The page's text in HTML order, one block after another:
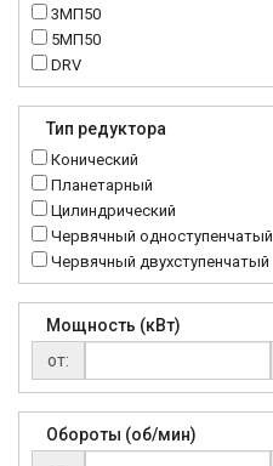
3МП50
5МП50
DRV
K..DR
MTC
NMRV
RC
Тип редуктора
Конический
Планетарный
Цилиндрический
Червячный одноступенчатый
Червячный двухступенчатый
Мощность (кВт)
от:
Обороты (об/мин)